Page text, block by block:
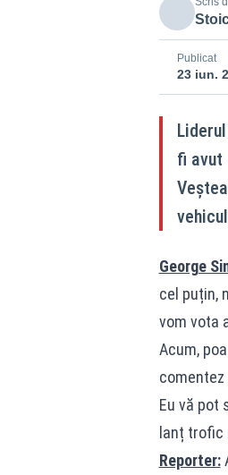
Publicat
23 iun.
fi avut
George
cel puțin,
vom vota
Acum,
Eu vă pot
lanț trofic
Reporter: